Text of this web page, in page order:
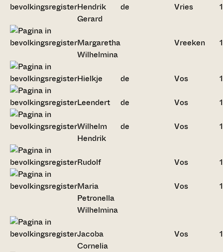
Hendrik
Gerard
de Vries
Margaretha
Wilhelmina
Vreeken
Hielkje de Vos
Leendert de Vos
Wilhelm
Hendrik
de Vos
Rudolf Vos
Maria
Petronella
Wilhelmina
Vos
Jacoba
Cornelia
Vos